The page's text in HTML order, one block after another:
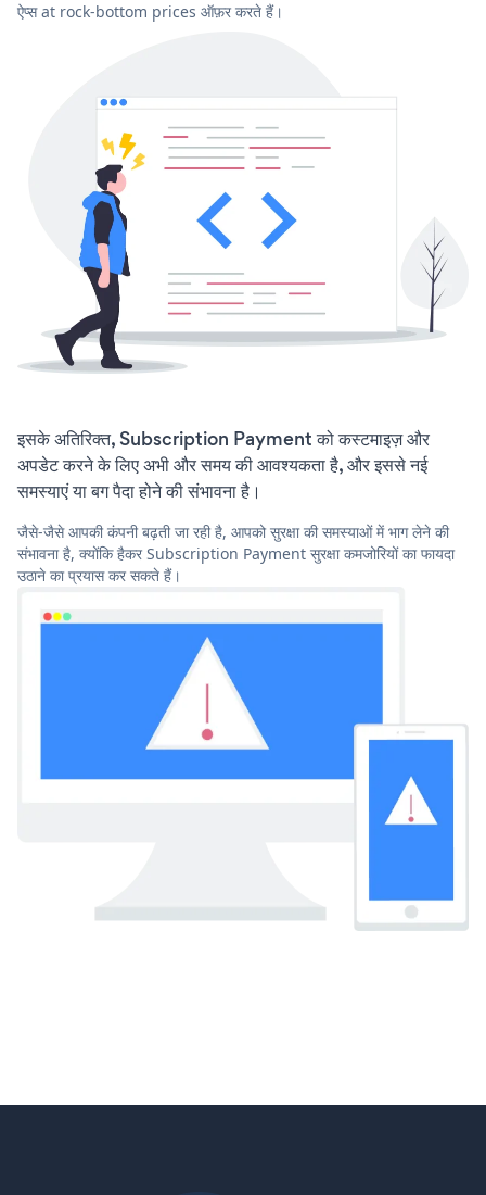
ऐप्स at rock-bottom prices ऑफ़र करते हैं।
इसके अतिरिक्त, Subscription Payment को कस्टमाइज़ और
अपडेट करने के लिए अभी और समय की आवश्यकता है, और इससे नई
समस्याएं या बग पैदा होने की संभावना है।
जैसे-जैसे आपकी कंपनी बढ़ती जा रही है, आपको सुरक्षा की समस्याओं में भाग लेने की
संभावना है, क्योंकि हैकर Subscription Payment सुरक्षा कमजोरियों का फायदा
उठाने का प्रयास कर सकते हैं।